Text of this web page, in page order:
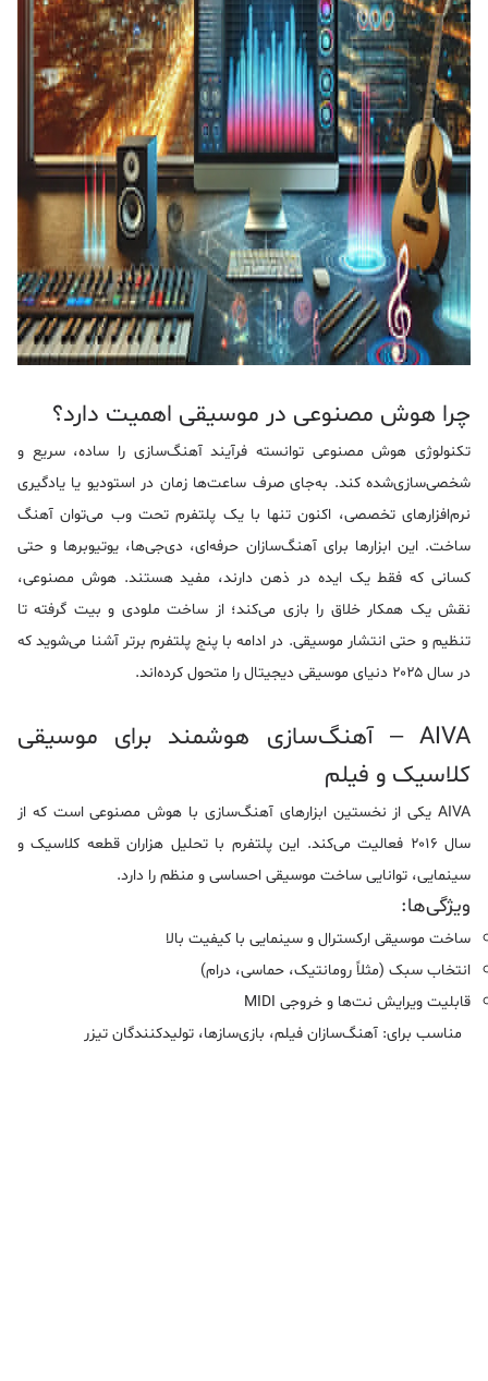
چرا هوش مصنوعی در موسیقی اهمیت دارد؟
تکنولوژی هوش مصنوعی توانسته فرآیند آهنگ‌سازی را ساده، سریع و
شخصی‌سازی‌شده کند. به‌جای صرف ساعت‌ها زمان در استودیو یا یادگیری
نرم‌افزارهای تخصصی، اکنون تنها با یک پلتفرم تحت وب می‌توان آهنگ
ساخت. این ابزارها برای آهنگ‌سازان حرفه‌ای، دی‌جی‌ها، یوتیوبرها و حتی
کسانی که فقط یک ایده در ذهن دارند، مفید هستند. هوش مصنوعی،
نقش یک همکار خلاق را بازی می‌کند؛ از ساخت ملودی و بیت گرفته تا
تنظیم و حتی انتشار موسیقی. در ادامه با پنج پلتفرم برتر آشنا می‌شوید که
در سال ۲۰۲۵ دنیای موسیقی دیجیتال را متحول کرده‌اند.
AIVA – آهنگ‌سازی هوشمند برای موسیقی
کلاسیک و فیلم
AIVA یکی از نخستین ابزارهای آهنگ‌سازی با هوش مصنوعی است که از
سال ۲۰۱۶ فعالیت می‌کند. این پلتفرم با تحلیل هزاران قطعه کلاسیک و
سینمایی، توانایی ساخت موسیقی احساسی و منظم را دارد.
ویژگی‌ها:
ساخت موسیقی ارکسترال و سینمایی با کیفیت بالا
انتخاب سبک (مثلاً رومانتیک، حماسی، درام)
قابلیت ویرایش نت‌ها و خروجی MIDI
مناسب برای: آهنگ‌سازان فیلم، بازی‌سازها، تولیدکنندگان تیزر